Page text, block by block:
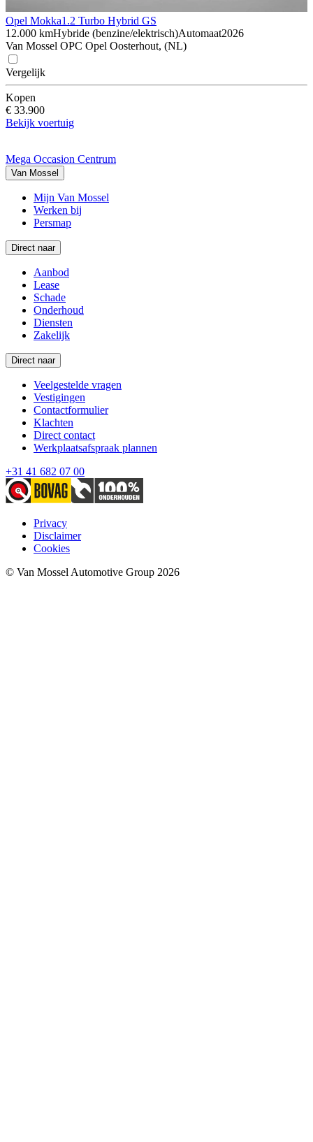
Opel Mokka1.2 Turbo Hybrid GS
12.000 kmHybride (benzine/elektrisch)Automaat2026
Van Mossel OPC Opel Oosterhout, (NL)
Vergelijk
Kopen
€ 33.900
Bekijk voertuig
Mega Occasion Centrum
Van Mossel
Mijn Van Mossel
Werken bij
Persmap
Direct naar
Aanbod
Lease
Schade
Onderhoud
Diensten
Zakelijk
Direct naar
Veelgestelde vragen
Vestigingen
Contactformulier
Klachten
Direct contact
Werkplaatsafspraak plannen
+31 41 682 07 00
Privacy
Disclaimer
Cookies
© Van Mossel Automotive Group 2026